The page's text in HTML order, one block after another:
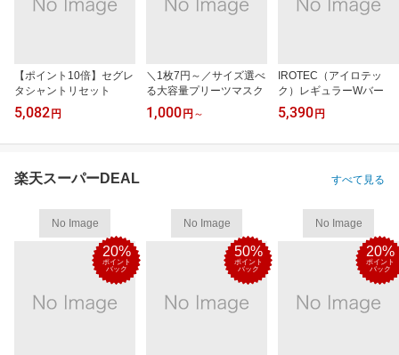
【ポイント10倍】セグレ
タシャントリセット
5,082 円
＼1枚7円～／サイズ選べ
る大容量プリーツマスク
1,000 円 ～
IROTEC（アイロテッ
ク）レギュラーWバー
5,390 円
楽天スーパーDEAL すべて見る
No Image
20%
ポイント
バック
No Image
50%
ポイント
バック
No Image
20%
ポイント
バック